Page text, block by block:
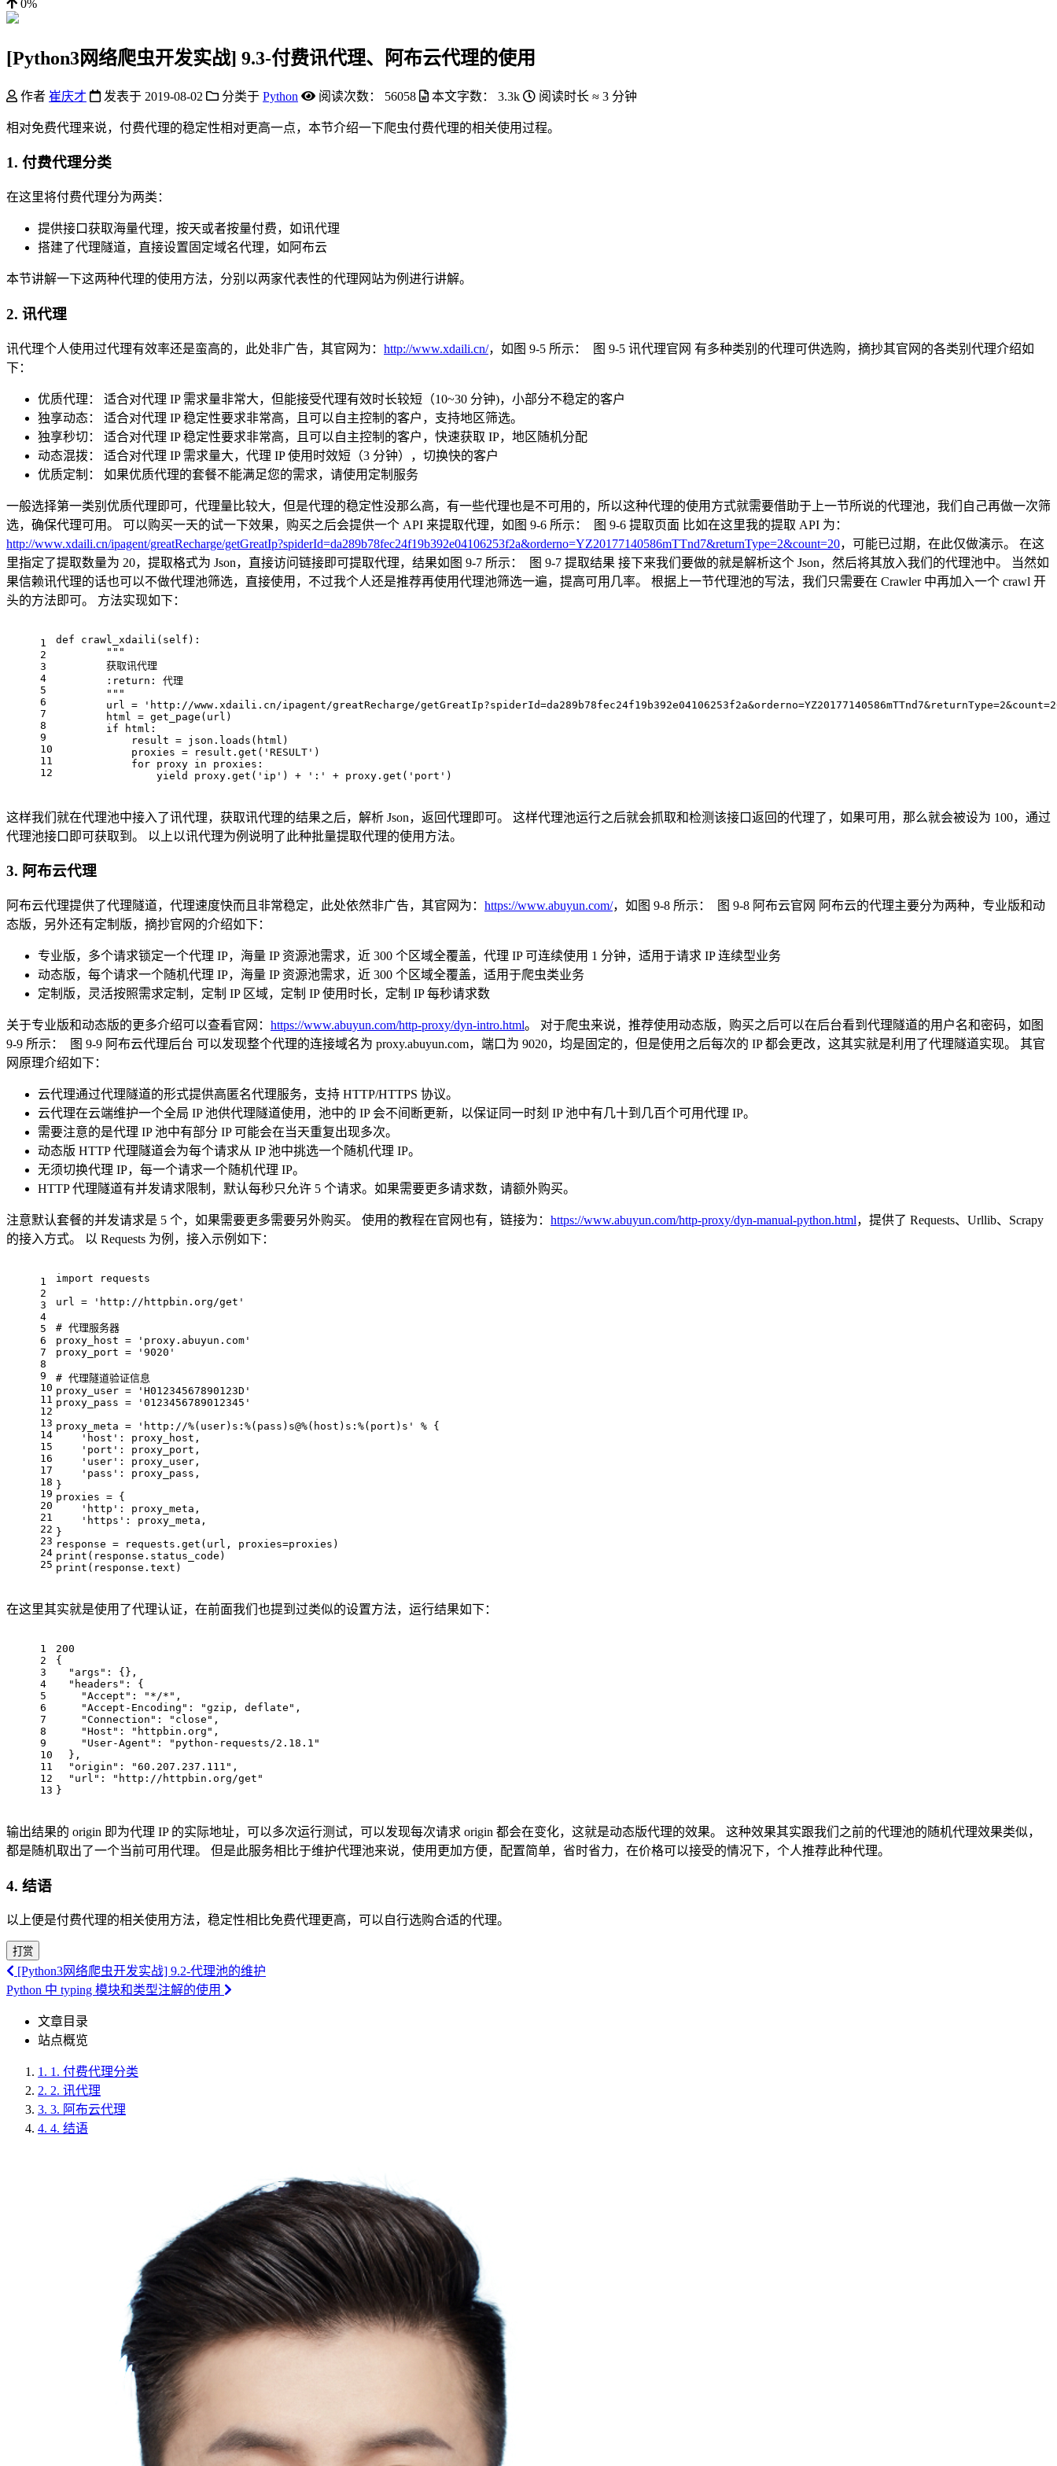
0%
[Python3网络爬虫开发实战] 9.3-付费讯代理、阿布云代理的使用
作者 崔庆才 发表于 2019-08-02 分类于 Python 阅读次数： 56058 本文字数： 3.3k 阅读时长 ≈ 3 分钟
相对免费代理来说，付费代理的稳定性相对更高一点，本节介绍一下爬虫付费代理的相关使用过程。
1. 付费代理分类
在这里将付费代理分为两类：
提供接口获取海量代理，按天或者按量付费，如讯代理
搭建了代理隧道，直接设置固定域名代理，如阿布云
本节讲解一下这两种代理的使用方法，分别以两家代表性的代理网站为例进行讲解。
2. 讯代理
讯代理个人使用过代理有效率还是蛮高的，此处非广告，其官网为： http://www.xdaili.cn/，如图 9-5 所示：
图 9-5 讯代理官网 有多种类别的代理可供选购，摘抄其官网的各类别代理介绍如
下：
优质代理： 适合对代理 IP 需求量非常大，但能接受代理有效时长较短（10~30 分钟)，小部分不稳定的客户
独享动态： 适合对代理 IP 稳定性要求非常高，且可以自主控制的客户，支持地区筛选。
独享秒切： 适合对代理 IP 稳定性要求非常高，且可以自主控制的客户，快速获取 IP，地区随机分配
动态混拨： 适合对代理 IP 需求量大，代理 IP 使用时效短（3 分钟），切换快的客户
优质定制： 如果优质代理的套餐不能满足您的需求，请使用定制服务
一般选择第一类别优质代理即可，代理量比较大，但是代理的稳定性没那么高，有一些代理也是不可用的，所以这种代理的使用方式就需要借助于上一节所说的代理池，我们自己再做一次筛
选，确保代理可用。 可以购买一天的试一下效果，购买之后会提供一个 API 来提取代理，如图 9-6 所示：
图 9-6 提取页面 比如在这里我的提取 API 为：
http://www.xdaili.cn/ipagent/greatRecharge/getGreatIp?spiderId=da289b78fec24f19b392e04106253f2a&orderno=YZ20177140586mTTnd7&returnType=2&count=20，可能已过期，在此仅做演示。 在这
里指定了提取数量为 20，提取格式为 Json，直接访问链接即可提取代理，结果如图 9-7 所示：
图 9-7 提取结果 接下来我们要做的就是解析这个 Json，然后将其放入我们的代理池中。 当然如
果信赖讯代理的话也可以不做代理池筛选，直接使用，不过我个人还是推荐再使用代理池筛选一遍，提高可用几率。 根据上一节代理池的写法，我们只需要在 Crawler 中再加入一个 crawl 开
头的方法即可。 方法实现如下：
1
2
3
4
5
6
7
8
9
10
11
12
def crawl_xdaili(self):
"" "
        获取讯代理
        :return: 代理
        "
""
        url =
'http://www.xdaili.cn/ipagent/greatRecharge/
        html = get_page(url)
if html:
            result = json.loads(html)
            proxies = result.
get ( 'RESULT' )
for proxy in proxies:
                yield proxy.
get ( 'ip' ) + ':' + proxy. get ( 'port' )
这样我们就在代理池中接入了讯代理，获取讯代理的结果之后，解析 Json，返回代理即可。 这样代理池运行之后就会抓取和检测该接口返回的代理了，如果可用，那么就会被设为 100，通过
代理池接口即可获取到。 以上以讯代理为例说明了此种批量提取代理的使用方法。
3. 阿布云代理
阿布云代理提供了代理隧道，代理速度快而且非常稳定，此处依然非广告，其官网为： https://www.abuyun.com/，如图 9-8 所示：
图 9-8 阿布云官网 阿布云的代理主要分为两种，专业版和动
态版，另外还有定制版，摘抄官网的介绍如下：
专业版，多个请求锁定一个代理 IP，海量 IP 资源池需求，近 300 个区域全覆盖，代理 IP 可连续使用 1 分钟，适用于请求 IP 连续型业务
动态版，每个请求一个随机代理 IP，海量 IP 资源池需求，近 300 个区域全覆盖，适用于爬虫类业务
定制版，灵活按照需求定制，定制 IP 区域，定制 IP 使用时长，定制 IP 每秒请求数
关于专业版和动态版的更多介绍可以查看官网： https://www.abuyun.com/http-proxy/dyn-intro.html。 对于爬虫来说，推荐使用动态版，购买之后可以在后台看到代理隧道的用户名和密码，如图
9-9 所示：
图 9-9 阿布云代理后台 可以发现整个代理的连接域名为 proxy.abuyun.com，端口为 9020，均是固定的，但是使用之后每次的 IP 都会更改，这其实就是利用了代理隧道实现。 其官
网原理介绍如下：
云代理通过代理隧道的形式提供高匿名代理服务，支持 HTTP/HTTPS 协议。
云代理在云端维护一个全局 IP 池供代理隧道使用，池中的 IP 会不间断更新，以保证同一时刻 IP 池中有几十到几百个可用代理 IP。
需要注意的是代理 IP 池中有部分 IP 可能会在当天重复出现多次。
动态版 HTTP 代理隧道会为每个请求从 IP 池中挑选一个随机代理 IP。
无须切换代理 IP，每一个请求一个随机代理 IP。
HTTP 代理隧道有并发请求限制，默认每秒只允许 5 个请求。如果需要更多请求数，请额外购买。
注意默认套餐的并发请求是 5 个，如果需要更多需要另外购买。 使用的教程在官网也有，链接为： https://www.abuyun.com/http-proxy/dyn-manual-python.html，提供了 Requests、Urllib、Scrapy
的接入方式。 以 Requests 为例，接入示例如下：
1
2
3
4
5
6
7
8
9
10
11
12
13
14
15
16
17
18
19
20
21
22
23
24
25
import requests
url =
'http://httpbin.org/get'
# 代理服务器
proxy_host =
'proxy.abuyun.com'
proxy_port =
'9020'
# 代理隧道验证信息
proxy_user =
'H01234567890123D'
proxy_pass =
'0123456789012345'
proxy_meta =
'http://%(user)s:%(pass)s@%(host)s:%(port)s'
% {
'host' : proxy_host,
'port' : proxy_port,
'user' : proxy_user,
'pass' : proxy_pass,
}
proxies = {
'http' : proxy_meta,
'https' : proxy_meta,
}
response = requests. get (url, proxies=proxies)
print (response.status_code)
print (response.text)
在这里其实就是使用了代理认证，在前面我们也提到过类似的设置方法，运行结果如下：
1
2
3
4
5
6
7
8
9
10
11
12
13
200
{
"args" : {},
"headers" : {
"Accept" : "*/*" ,
"Accept-Encoding" : "gzip, deflate" ,
"Connection" : "close" ,
"Host" : "httpbin.org" ,
"User-Agent" :
"python-requests/2.18.1"
  },
"origin" : "60.207.237.111" ,
"url" :
"http://httpbin.org/get"
}
输出结果的 origin 即为代理 IP 的实际地址，可以多次运行测试，可以发现每次请求 origin 都会在变化，这就是动态版代理的效果。 这种效果其实跟我们之前的代理池的随机代理效果类似，
都是随机取出了一个当前可用代理。 但是此服务相比于维护代理池来说，使用更加方便，配置简单，省时省力，在价格可以接受的情况下，个人推荐此种代理。
4. 结语
以上便是付费代理的相关使用方法，稳定性相比免费代理更高，可以自行选购合适的代理。
打赏
[Python3网络爬虫开发实战] 9.2-代理池的维护
Python 中 typing 模块和类型注解的使用
文章目录
站点概览
1. 1. 付费代理分类
2. 2. 讯代理
3. 3. 阿布云代理
4. 4. 结语